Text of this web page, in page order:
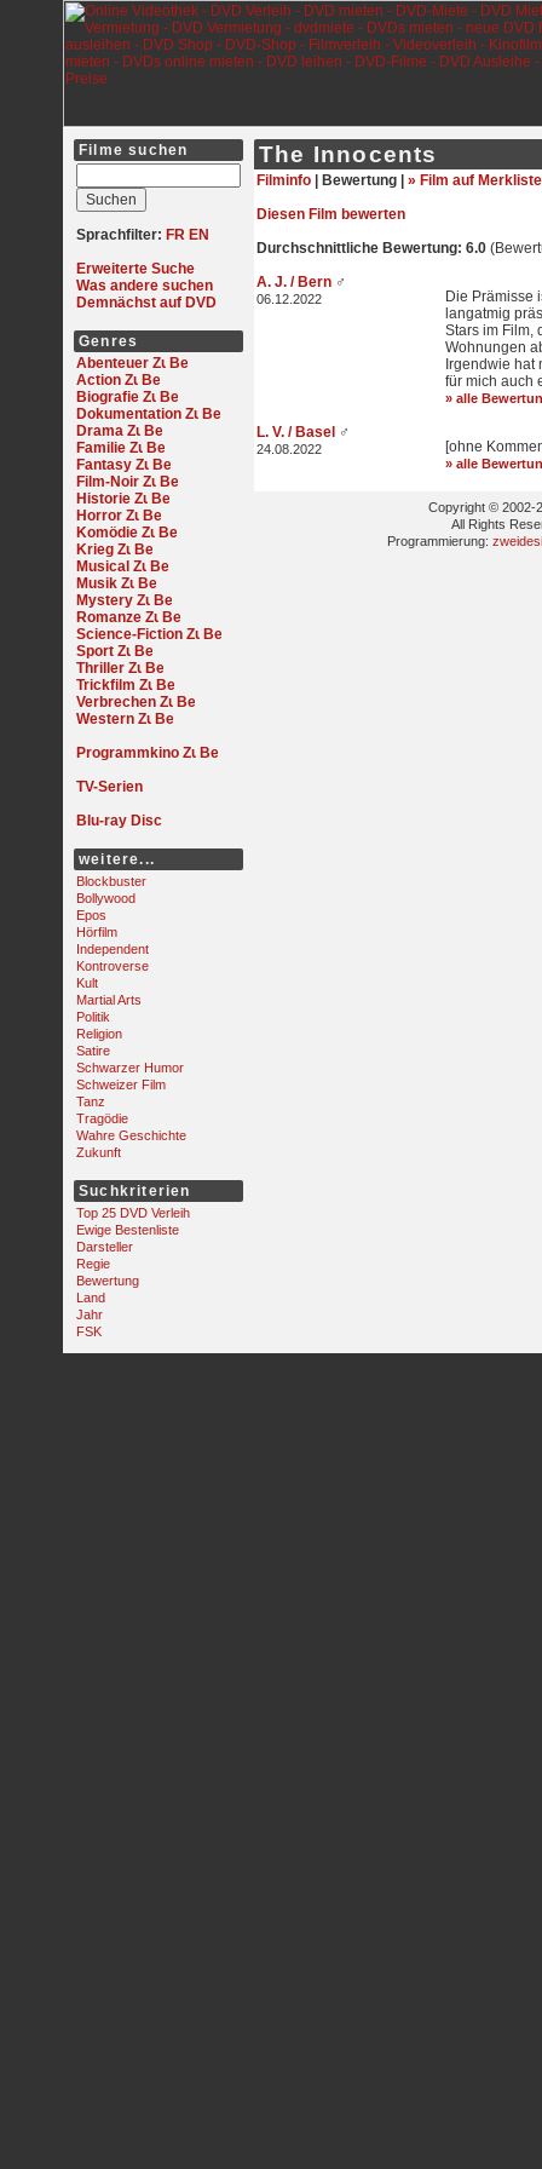
Filme suchen
Sprachfilter: FR EN
Erweiterte Suche
Was andere suchen
Demnächst auf DVD
Genres
Abenteuer
Action
Biografie
Dokumentation
Drama
Familie
Fantasy
Film-Noir
Historie
Horror
Komödie
Krieg
Musical
Musik
Mystery
Romanze
Science-Fiction
Sport
Thriller
Trickfilm
Verbrechen
Western
Programmkino
TV-Serien
Blu-ray Disc
weitere...
Blockbuster
Bollywood
Epos
Hörfilm
Independent
Kontroverse
Kult
Martial Arts
Politik
Religion
Satire
Schwarzer Humor
Schweizer Film
Tanz
Tragödie
Wahre Geschichte
Zukunft
Suchkriterien
Top 25 DVD Verleih
Ewige Bestenliste
Darsteller
Regie
Bewertung
Land
Jahr
FSK
The Innocents
Filminfo Bewertung | » Film auf Merkliste
Diesen Film bewerten
Durchschnittliche Bewertung: 6.0
A. J. / Bern ♂
06.12.2022
Die Prämisse
langatmig
Stars im Film,
Wohnungen
Irgendwie hat
für mich auch
» alle
L. V. / Basel ♂
24.08.2022 [ohne
» alle
Copyright © 2002-
All Rights
Programmierung: